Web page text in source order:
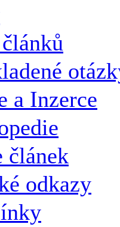
a Inzerce
článek
odkazy